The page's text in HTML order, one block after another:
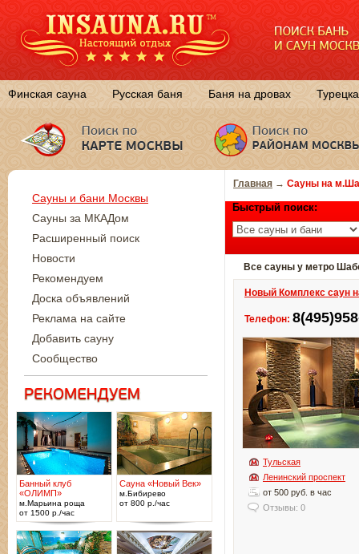
Финская сауна Русская баня Баня на дровах
Главная → Сауны на
Быстрый поиск:
Все сауны у метро
Новый Комплекс саун
Телефон:
Тульская
Ленинский проспект
от 500 руб. в час
Отзывы: 0
Сауны и бани Москвы
Сауны за МКАДом
Расширенный поиск
Новости
Рекомендуем
Доска объявлений
Реклама на сайте
Добавить сауну
Сообщество
Банный клуб
«ОЛИМП»
м.Марьина роща
от 1500 р./час
Сауна «Новый Век»
м.Бибирево
от 800 р./час